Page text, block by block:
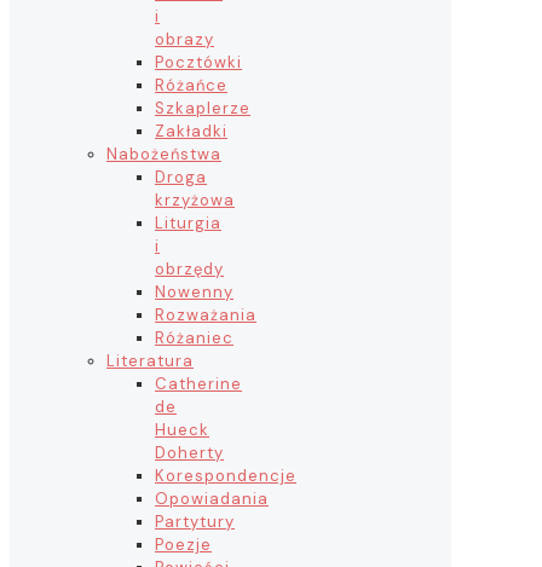
i
obrazy
Pocztówki
Różańce
Szkaplerze
Zakładki
Nabożeństwa
Droga
krzyżowa
Liturgia
i
obrzędy
Nowenny
Rozważania
Różaniec
Literatura
Catherine
de
Hueck
Doherty
Korespondencje
Opowiadania
Partytury
Poezje